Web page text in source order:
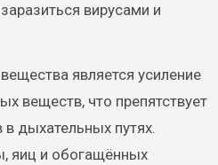
вирусами и
является усиление
веществ, что препятствует
дыхательных путях.
яиц и обогащённых